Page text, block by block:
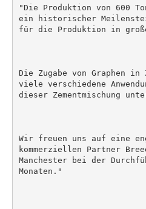
"Die Produktion von 600
ein historischer
für die Produktion in
Die Zugabe von Graphen
viele verschiedene
dieser Zementmischung
Wir freuen uns auf eine
kommerziellen Partner
Manchester bei der
Monaten."